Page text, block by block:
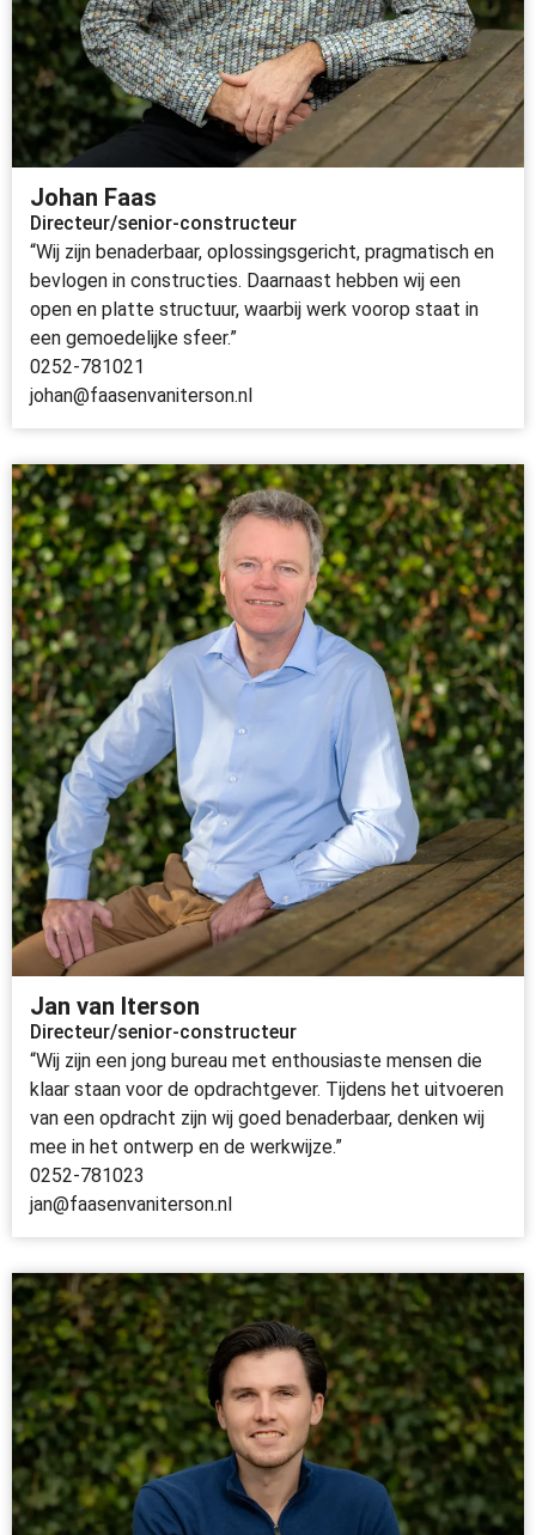
Johan Faas
Directeur/senior-constructeur
“Wij zijn benaderbaar, oplossingsgericht, pragmatisch en
bevlogen in constructies. Daarnaast hebben wij een
open en platte structuur, waarbij werk voorop staat in
een gemoedelijke sfeer.”
0252-781021
johan@faasenvaniterson.nl
Jan van Iterson
Directeur/senior-constructeur
“Wij zijn een jong bureau met enthousiaste mensen die
klaar staan voor de opdrachtgever. Tijdens het uitvoeren
van een opdracht zijn wij goed benaderbaar, denken wij
mee in het ontwerp en de werkwijze.”
0252-781023
jan@faasenvaniterson.nl